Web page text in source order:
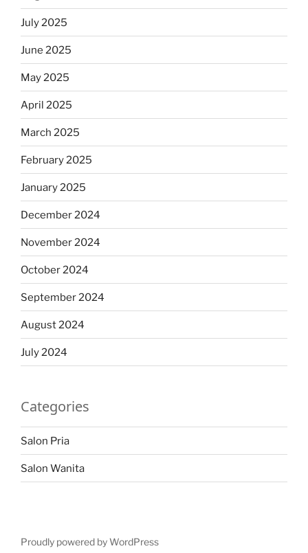
July 2025
June 2025
May 2025
April 2025
March 2025
February 2025
January 2025
December 2024
November 2024
October 2024
September 2024
August 2024
July 2024
Categories
Salon Pria
Salon Wanita
Proudly powered by WordPress